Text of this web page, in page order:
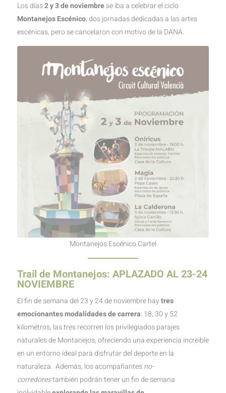
Los días2 y 3 de noviembrese iba a celebrar el ciclo
Montanejos Escénico, dos jornadas dedicadas a las artes
escénicas, pero se cancelaron con motivo de la DANA.
Montanejos Escénico Cartel
Trail de Montanejos: APLAZADO AL 23-24
NOVIEMBRE
El fin de semana del 23 y 24 de noviembre haytres
emocionantes modalidades de carrera: 18, 30 y 52
kilométros, las tres recorren los privilegiados parajes
naturales de Montanejos, ofreciendo una experiencia increible
en un entorno ideal para disfrutar del deporte en la
naturaleza. Además, los acompañantesno-
corredorestambién podrán tener un fin de semana